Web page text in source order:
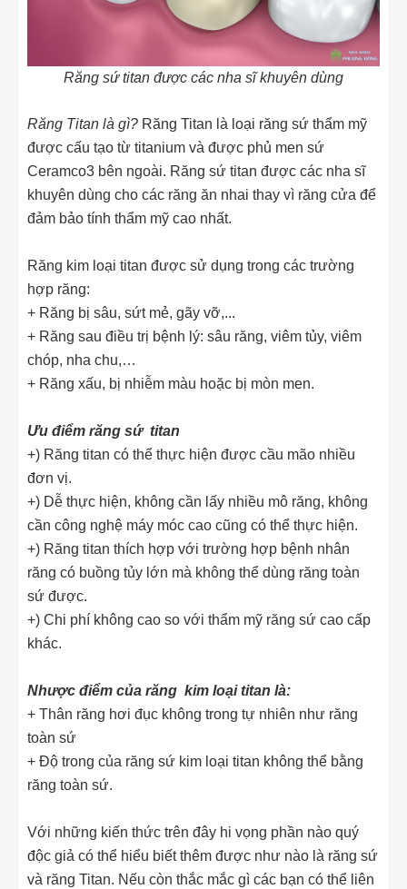
Răng sứ titan được các nha sĩ khuyên dùng
Răng Titan là gì?Răng Titan là loại răng sứ thẩm mỹ
được cấu tạo từ titanium và được phủ men sứ
Ceramco3 bên ngoài. Răng sứ titan được các nha sĩ
khuyên dùng cho các răng ăn nhai thay vì răng cửa để
đảm bảo tính thẩm mỹ cao nhất.
Răng kim loại titan được sử dụng trong các trường
hợp răng:
+ Răng bị sâu, sứt mẻ, gãy vỡ,...
+ Răng sau điều trị bệnh lý: sâu răng, viêm tủy, viêm
chóp, nha chu,…
+ Răng xấu, bị nhiễm màu hoặc bị mòn men.
Ưu điểm răng sứ titan
+) Răng titan có thể thực hiện được cầu mão nhiều
đơn vị.
+) Dễ thực hiện, không cần lấy nhiều mô răng, không
cần công nghệ máy móc cao cũng có thể thực hiện.
+) Răng titan thích hợp với trường hợp bệnh nhân
răng có buồng tủy lớn mà không thể dùng răng toàn
sứ được.
+) Chi phí không cao so với thẩm mỹ răng sứ cao cấp
khác.
Nhược điểm của răng kim loại titan là:
+ Thân răng hơi đục không trong tự nhiên như răng
toàn sứ
+ Độ trong của răng sứ kim loại titan không thể bằng
răng toàn sứ.
Với những kiến thức trên đây hi vọng phần nào quý
độc giả có thể hiểu biết thêm được như nào là răng sứ
và răng Titan. Nếu còn thắc mắc gì các bạn có thể liên